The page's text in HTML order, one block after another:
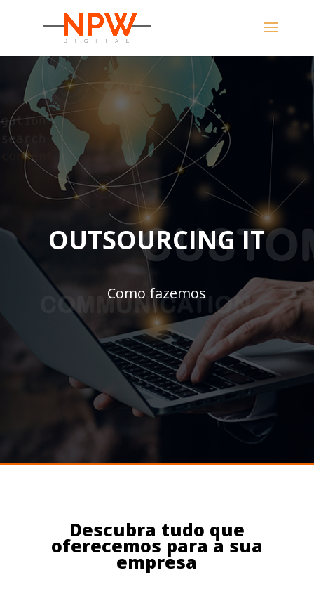
OUTSOURCING IT
Como fazemos
Descubra tudo que
oferecemos para a sua
empresa